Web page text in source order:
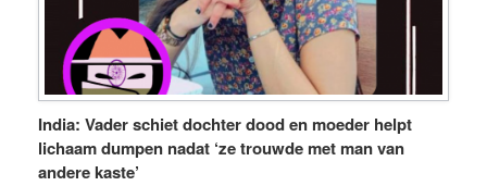
India: Vader schiet dochter dood en moeder helpt
lichaam dumpen nadat ‘ze trouwde met man van
andere kaste’